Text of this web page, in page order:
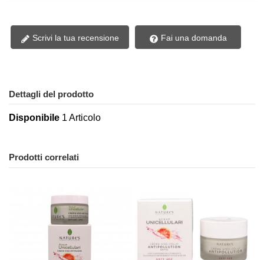
Scrivi la tua recensione Fai una domanda
Dettagli del prodotto
Disponibile 1 Articolo
Prodotti correlati